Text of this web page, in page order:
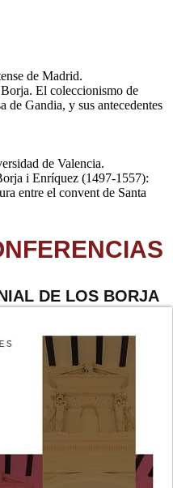
de Madrid.
El coleccionismo de
Gandia, y sus antecedentes
de Valencia.
i Enríquez (1497-1557):
entre el convent de Santa
DE LOS BORJA